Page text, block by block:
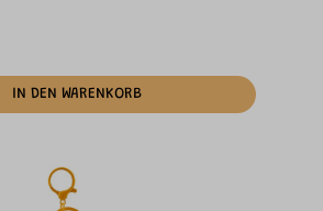
IN DEN WARENKORB